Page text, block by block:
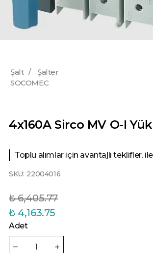
Şalt /
Şalter
SOCOMEC
4x160A Sirco MV O-I
Toplu alımlar için avantajlı teklifler.
SKU: 22004016
₺ 6,405.77
₺ 4,163.75
Adet